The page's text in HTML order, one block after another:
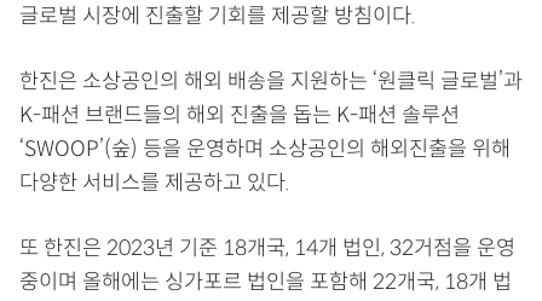
글로벌 시장에 진출할 기회를 제공할 방침이다.
한진은 소상공인의 해외 배송을 지원하는 ‘원클릭 글로벌’과
K-패션 브랜드들의 해외 진출을 돕는 K-패션 솔루션
‘SWOOP’(숲) 등을 운영하며 소상공인의 해외진출을 위해
다양한 서비스를 제공하고 있다.
또 한진은 2023년 기준 18개국, 14개 법인, 32거점을 운영
중이며 올해에는 싱가포르 법인을 포함해 22개국, 18개 법